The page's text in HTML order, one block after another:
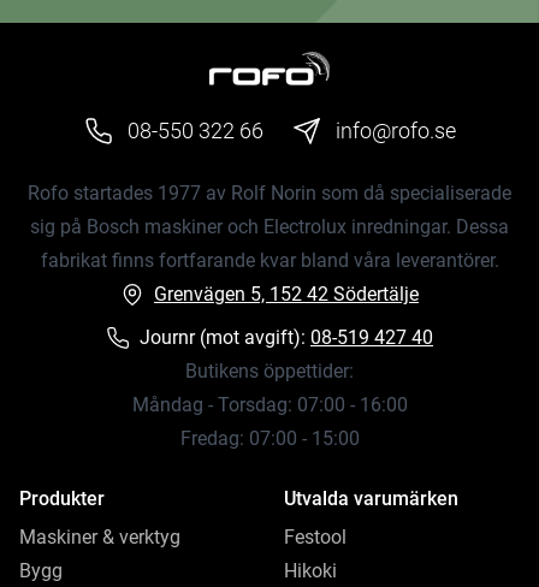
08-550 322 66 info@rofo.se
Rofo startades 1977 av Rolf Norin som då specialiserade
sig på Bosch maskiner och Electrolux inredningar. Dessa
fabrikat finns fortfarande kvar bland våra leverantörer.
Grenvägen 5, 152 42 Södertälje
Journr (mot avgift): 08-519 427 40
Butikens öppettider:
Måndag - Torsdag: 07:00 - 16:00
Fredag: 07:00 - 15:00
Produkter
Maskiner & verktyg
Bygg
Utvalda varumärken
Festool
Hikoki